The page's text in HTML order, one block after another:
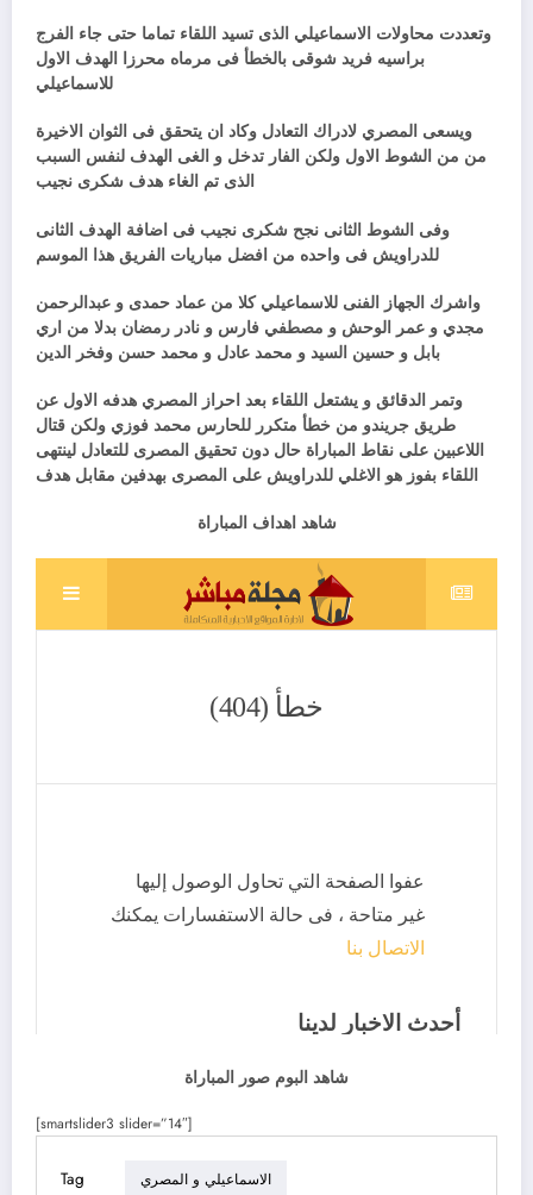
وتعددت محاولات الاسماعيلي الذى تسيد اللقاء تماما حتى جاء الفرج
براسيه فريد شوقى بالخطأ فى مرماه محرزا الهدف الاول
للاسماعيلي
ويسعى المصري لادراك التعادل وكاد ان يتحقق فى الثوان الاخيرة
من من الشوط الاول ولكن الفار تدخل و الغى الهدف لنفس السبب
الذى تم الغاء هدف شكرى نجيب
وفى الشوط الثانى نجح شكرى نجيب فى اضافة الهدف الثانى
للدراويش فى واحده من افضل مباريات الفريق هذا الموسم
واشرك الجهاز الفنى للاسماعيلي كلا من عماد حمدى و عبدالرحمن
مجدي و عمر الوحش و مصطفي فارس و نادر رمضان بدلا من اري
بابل و حسين السيد و محمد عادل و محمد حسن وفخر الدين
وتمر الدقائق و يشتعل اللقاء بعد احراز المصري هدفه الاول عن
طريق جريندو من خطأ متكرر للحارس محمد فوزي ولكن قتال
اللاعبين على نقاط المباراة حال دون تحقيق المصرى للتعادل لينتهى
اللقاء بفوز هو الاغلي للدراويش على المصرى بهدفين مقابل هدف
شاهد اهداف المباراة
شاهد البوم صور المباراة
[smartslider3 slider=”14″]
Tag الاسماعيلي و المصري